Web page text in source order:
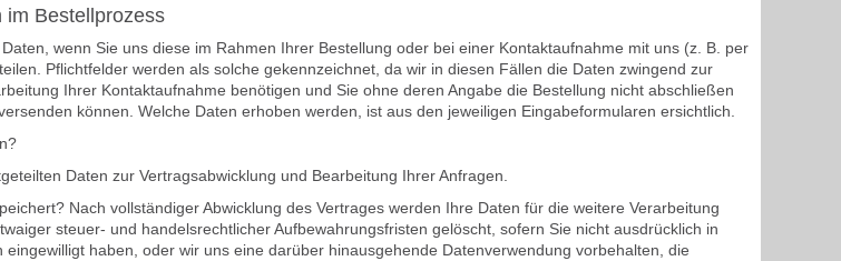
im Bestellprozess
wenn Sie uns diese im Rahmen Ihrer Bestellung oder bei einer Kontaktaufnahme mit uns (z. B. per
Pflichtfelder werden als solche gekennzeichnet, da wir in diesen Fällen die Daten zwingend zur
Ihrer Kontaktaufnahme benötigen und Sie ohne deren Angabe die Bestellung nicht abschließen
können. Welche Daten erhoben werden, ist aus den jeweiligen Eingabeformularen ersichtlich.
Daten zur Vertragsabwicklung und Bearbeitung Ihrer Anfragen.
Nach vollständiger Abwicklung des Vertrages werden Ihre Daten für die weitere Verarbeitung
steuer- und handelsrechtlicher Aufbewahrungsfristen gelöscht, sofern Sie nicht ausdrücklich in
haben, oder wir uns eine darüber hinausgehende Datenverwendung vorbehalten, die